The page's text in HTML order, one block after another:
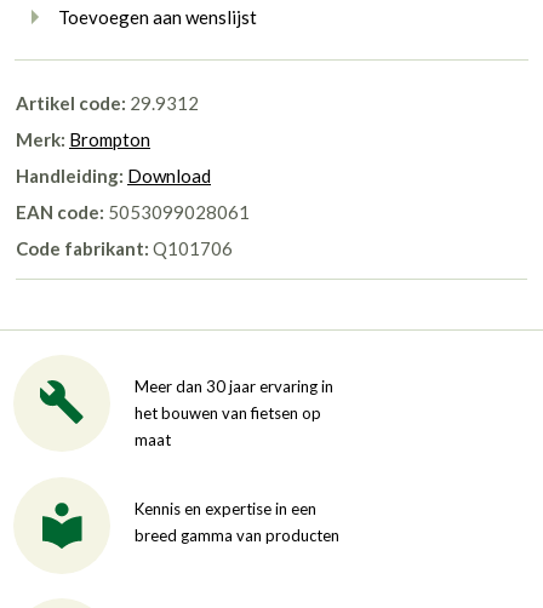
Toevoegen aan wenslijst
Artikel code: 29.9312
Merk: Brompton
Handleiding: Download
EAN code: 5053099028061
Code fabrikant: Q101706
Meer dan 30 jaar ervaring in
het bouwen van fietsen op
maat
Kennis en expertise in een
breed gamma van producten